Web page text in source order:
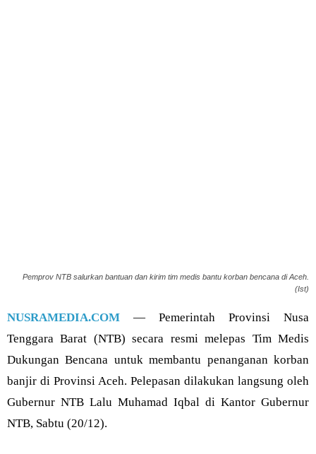
Pemprov NTB salurkan bantuan dan kirim tim medis bantu korban bencana di Aceh.
(Ist)
NUSRAMEDIA.COM — Pemerintah Provinsi Nusa
Tenggara Barat (NTB) secara resmi melepas Tim Medis
Dukungan Bencana untuk membantu penanganan korban
banjir di Provinsi Aceh. Pelepasan dilakukan langsung oleh
Gubernur NTB Lalu Muhamad Iqbal di Kantor Gubernur
NTB, Sabtu (20/12).